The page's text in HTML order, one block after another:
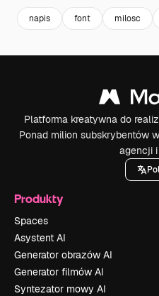
napis font milosc
Platforma kreatywna do
Ponad milion subskrybentów
agencji
Produkty
Spaces
Asystent AI
Generator obrazów AI
Generator filmów AI
Syntezator mowy AI